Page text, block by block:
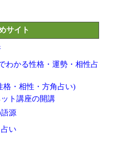
サイト
わかる性格・運勢・相性占
格・相性・方角占い)
ト講座の開講
源
い